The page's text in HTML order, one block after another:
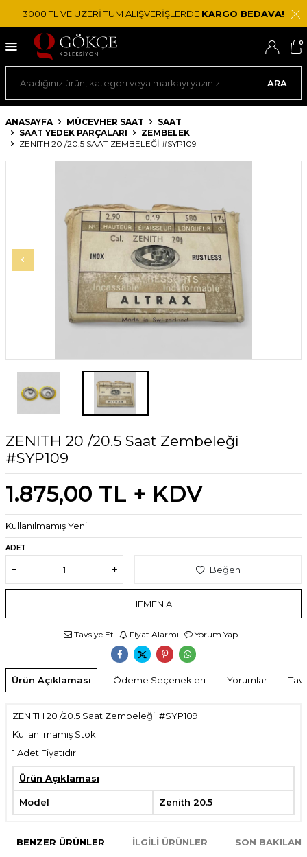
3000 TL VE ÜZERİ TÜM ALIŞVERİŞLERDE KARGO BEDAVA!
ARA
0
ANASAYFA MÜCEVHER SAAT
SAAT
SAAT YEDEK PARÇALARI
ZEMBELEK
ZENITH 20 /20.5 SAAT ZEMBELEĞI #SYP109
ZENITH 20 /20.5 Saat Zembeleği
#SYP109
1.875,00 TL + KDV
Kullanılmamış Yeni
ADET
Beğen
HEMEN AL
Tavsiye Et Fiyat Alarmı Yorum Yap
Ürün Açıklaması Ödeme Seçenekleri Yorumlar
ZENITH 20 /20.5 Saat Zembeleği #SYP109
Kullanılmamış Stok
1 Adet Fiyatıdır
Ürün Açıklaması
Model Zenith 20.5
BENZER ÜRÜNLER İLGILI ÜRÜNLER SON